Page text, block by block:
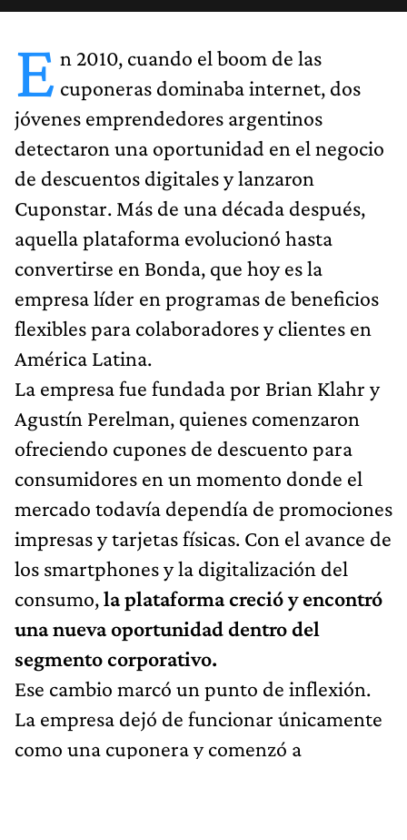
E n 2010, cuando el boom de las
cuponeras dominaba internet, dos
jóvenes emprendedores argentinos
detectaron una oportunidad en el negocio
de descuentos digitales y lanzaron
Cuponstar. Más de una década después,
aquella plataforma evolucionó hasta
convertirse en Bonda, que hoy es la
empresa líder en programas de beneficios
flexibles para colaboradores y clientes en
América Latina.
La empresa fue fundada por Brian Klahr y
Agustín Perelman, quienes comenzaron
ofreciendo cupones de descuento para
consumidores en un momento donde el
mercado todavía dependía de promociones
impresas y tarjetas físicas. Con el avance de
los smartphones y la digitalización del
consumo,la plataforma creció y encontró
una nueva oportunidad dentro del
segmento corporativo.
Ese cambio marcó un punto de inflexión.
La empresa dejó de funcionar únicamente
como una cuponera y comenzó a